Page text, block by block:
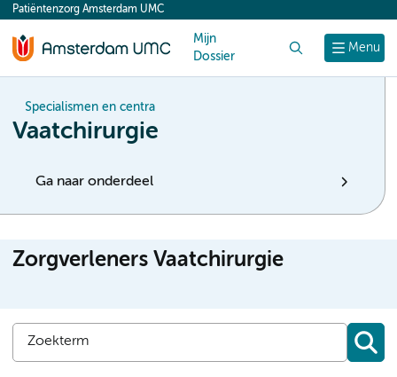
content
Menu
Patiëntenzorg Amsterdam UMC
Mijn
Dossier
Specialismen en centra
Vaatchirurgie
Ga naar onderdeel
Zorgverleners Vaatchirurgie